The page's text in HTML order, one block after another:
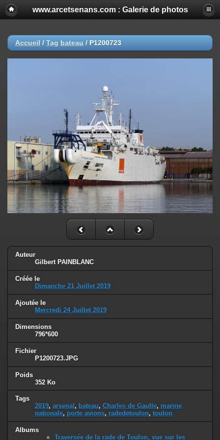
www.arcetsenans.com : Galerie de photos
Accueil / Tag bateau / P1200723
Auteur
Gilbert PAINBLANC
Créée le
Dimanche 21 Juillet 2019
Ajoutée le
Mercredi 24 Juillet 2019
Dimensions
796*600
Fichier
P1200723.JPG
Poids
352 Ko
Tags
2019, arsenal , bateau, Charles de Gaulle, marine
nationale, porte avions, radedetoulon, toulon
Albums
Traversée de la rade de Toulon, vue sur les